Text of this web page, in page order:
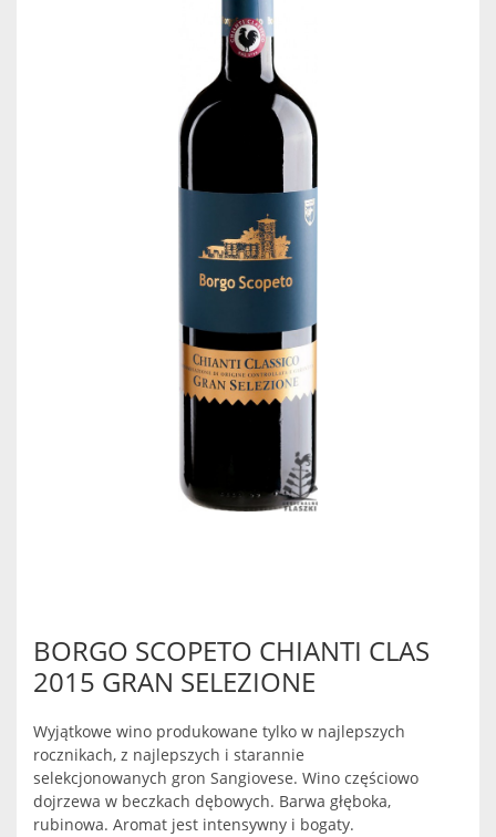
BORGO SCOPETO CHIANTI CLAS
2015 GRAN SELEZIONE
Wyjątkowe wino produkowane tylko w najlepszych
rocznikach, z najlepszych i starannie
selekcjonowanych gron Sangiovese. Wino częściowo
dojrzewa w beczkach dębowych. Barwa głęboka,
rubinowa. Aromat jest intensywny i bogaty.